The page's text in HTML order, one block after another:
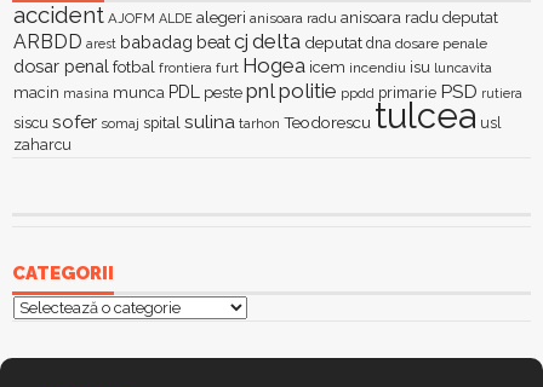
accident AJOFM ALDE alegeri anisoara radu anisoara radu deputat
ARBDD arest babadag beatcj delta deputat dna dosare penale
dosar penal fotbal frontiera furt Hogea icem incendiu isu luncavita
macin masina munca PDL peste pnlpolitie ppdd primarie PSD rutiera
siscu sofer somaj spital sulina tarhon Teodorescu tulcea usl
zaharcu
CATEGORII
Categorii